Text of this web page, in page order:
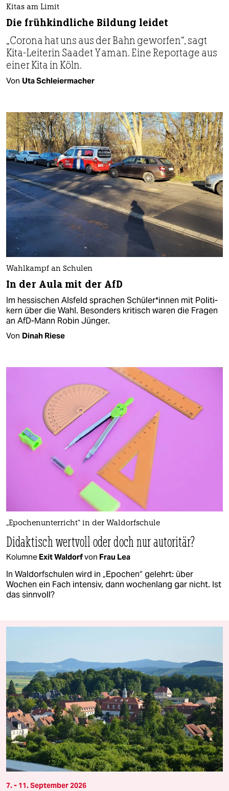
Kitas am Limit
Die frühkindliche Bildung leidet
„Corona hat uns aus der Bahn geworfen“, sagt
Kita-Leiterin Saadet Yaman. Eine Reportage aus
einer Kita in Köln.
Von Uta Schleiermacher
Wahlkampf an Schulen
In der Aula mit der AfD
Im hessischen Alsfeld sprachen Schü­le­r*in­nen mit Po­li­ti­
ke­rn über die Wahl. Besonders kritisch waren die Fragen
an AfD-Mann Robin Jünger.
Von Dinah Riese
„Epochenunterricht“ in der Waldorfschule
Didaktisch wertvoll oder doch nur autoritär?
Kolumne Exit Waldorfvon Frau Lea
In Waldorfschulen wird in „Epochen“ gelehrt: über
Wochen ein Fach intensiv, dann wochenlang gar nicht. Ist
das sinnvoll?
7. - 11. September 2026